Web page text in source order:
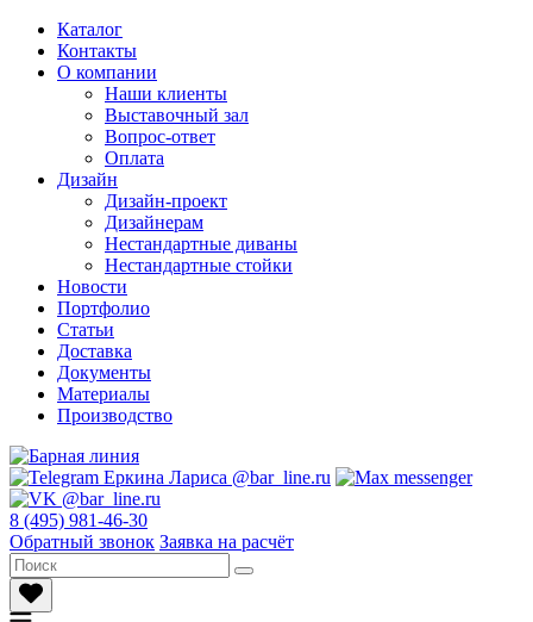
Каталог
Контакты
О компании
Наши клиенты
Выставочный зал
Вопрос-ответ
Оплата
Дизайн
Дизайн-проект
Дизайнерам
Нестандартные диваны
Нестандартные стойки
Новости
Портфолио
Статьи
Доставка
Документы
Материалы
Производство
8 (495) 981-46-30
Обратный звонок Заявка на расчёт